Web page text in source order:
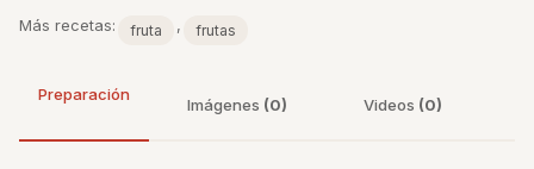
Más recetas: fruta , frutas
Preparación
Imágenes (0) Videos (0)